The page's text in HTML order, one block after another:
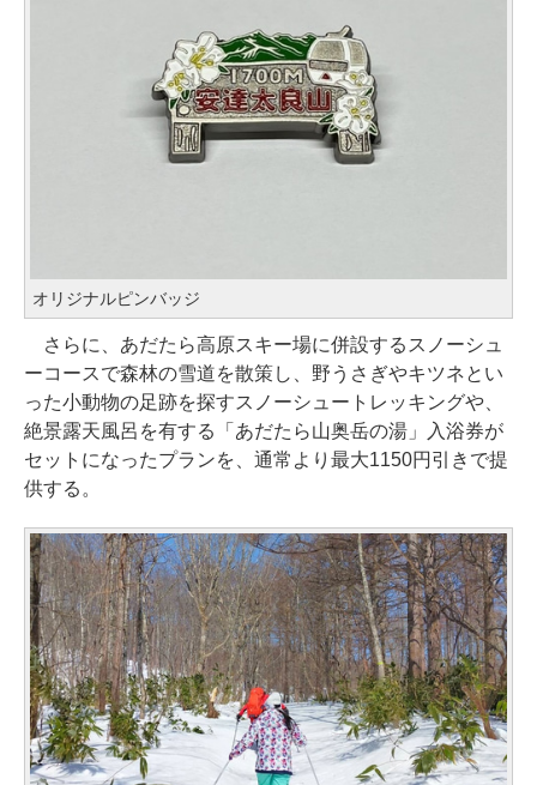
オリジナルピンバッジ
さらに、あだたら高原スキー場に併設するスノーシュ
ーコースで森林の雪道を散策し、野うさぎやキツネとい
った小動物の足跡を探すスノーシュートレッキングや、
絶景露天風呂を有する「あだたら山奥岳の湯」入浴券が
セットになったプランを、通常より最大1150円引きで提
供する。